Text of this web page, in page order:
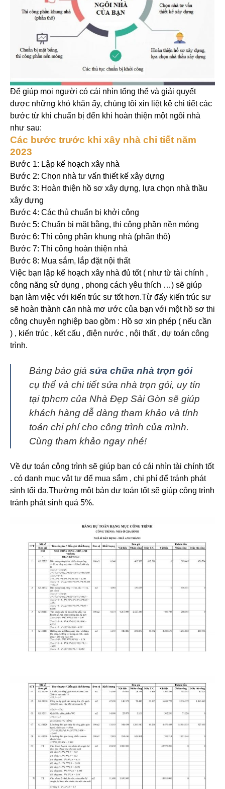
Để giúp mọi người có cái nhìn tổng thể và giải quyết
được những khó khăn ấy, chúng tôi xin liệt kê chi tiết các
bước từ khi chuẩn bị đến khi hoàn thiện một ngôi nhà
như sau:
Các bước trước khi xây nhà chi tiết năm
2023
Bước 1: Lập kế hoạch xây nhà
Bước 2: Chọn nhà tư vấn thiết kế xây dựng
Bước 3: Hoàn thiện hồ sơ xây dựng, lựa chọn nhà thầu
xây dựng
Bước 4: Các thủ chuẩn bị khởi công
Bước 5: Chuẩn bị mặt bằng, thi công phần nền móng
Bước 6: Thi công phần khung nhà (phần thô)
Bước 7: Thi công hoàn thiện nhà
Bước 8: Mua sắm, lắp đặt nội thất
Việc bạn lập kế hoạch xây nhà đủ tốt ( như từ tài chính ,
công năng sử dụng , phong cách yêu thích …) sẽ giúp
bạn làm việc với kiến trúc sư tốt hơn.Từ đấy kiến trúc sư
sẽ hoàn thành căn nhà mơ ước của bạn với một hồ sơ thi
công chuyên nghiệp bao gồm : Hồ sơ xin phép ( nếu cần
) , kiến trúc , kết cấu , điện nước , nội thất , dự toán công
trình.
Bảng báo giá sửa chữa nhà trọn gói
cụ thể và chi tiết sửa nhà trọn gói, uy tín
tại tphcm của Nhà Đẹp Sài Gòn sẽ giúp
khách hàng dễ dàng tham khảo và tính
toán chi phí cho công trình của mình.
Cùng tham khảo ngay nhé!
Về dự toán công trình sẽ giúp bạn có cái nhìn tài chính tốt
. có danh mục vât tư để mua sắm , chi phí để tránh phát
sinh tối đa.Thường một bản dự toán tốt sẽ giúp công trình
tránh phát sinh quá 5%.